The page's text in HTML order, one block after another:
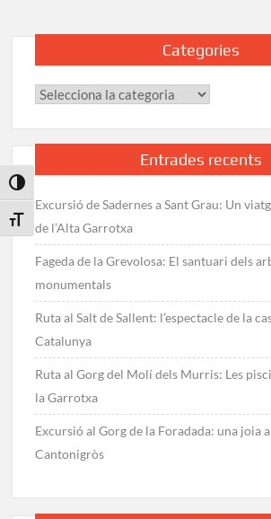
Toggle High Contrast
Toggle Font size
Categories
Categories
Entrades recents
Excursió de Sadernes a Sant Grau: Un
de l’Alta Garrotxa
Fageda de la Grevolosa: El santuari dels
monumentals
Ruta al Salt de Sallent: l’espectacle de la
Catalunya
Ruta al Gorg del Molí dels Murris: Les
la Garrotxa
Excursió al Gorg de la Foradada: una joia
Cantonigròs